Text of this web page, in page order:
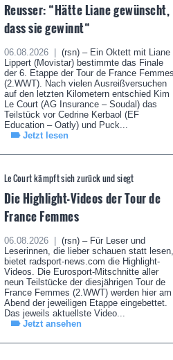
Reusser: “Hätte Liane gewünscht,
dass sie gewinnt“
06.08.2026 |
(rsn) – Ein Oktett mit Liane
Lippert (Movistar) bestimmte das Finale
der 6. Etappe der Tour de France
(2.WWT). Nach vielen Ausreißversuchen
auf den letzten Kilometern entschied Kim
Le Court (AG Insurance – Soudal) das
Teilstück vor Cedrine Kerbaol (EF
Education – Oatly) und Puck...
Jetzt lesen
Le Court kämpft sich zurück und siegt
Die Highlight-Videos der Tour de
France Femmes
06.08.2026 |
(rsn) – Für Leser und
Leserinnen, die lieber schauen statt lesen,
bietet radsport-news.com die Highlight-
Videos. Die Eurosport-Mitschnitte aller
neun Teilstücke der diesjährigen Tour de
France Femmes (2.WWT) werden hier am
Abend der jeweiligen Etappe eingebettet.
Das jeweils aktuellste Video...
Jetzt ansehen